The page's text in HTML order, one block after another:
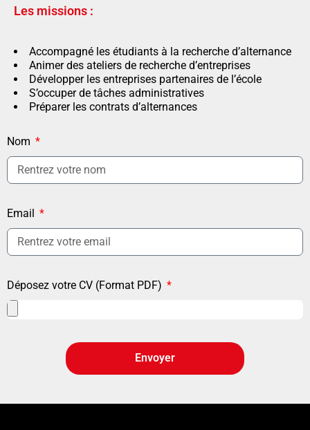
Les missions :
Accompagné les étudiants à la recherche d’alternance
Animer des ateliers de recherche d’entreprises
Développer les entreprises partenaires de l’école
S’occuper de tâches administratives
Préparer les contrats d’alternances
Nom
Email
Déposez votre CV (Format PDF)
Envoyer